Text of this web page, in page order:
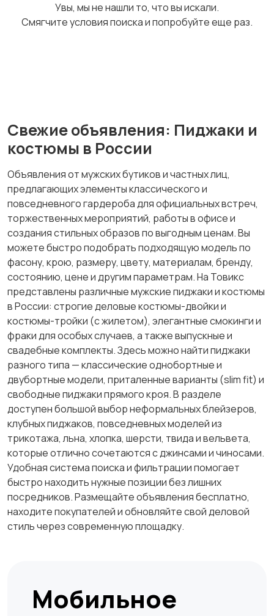
Другое
Увы, мы не нашли то, что вы искали.
Смягчите условия поиска и попробуйте еще раз.
Свежие объявления: Пиджаки и
костюмы в России
Объявления от мужских бутиков и частных лиц,
предлагающих элементы классического и
повседневного гардероба для официальных встреч,
торжественных мероприятий, работы в офисе и
создания стильных образов по выгодным ценам. Вы
можете быстро подобрать подходящую модель по
фасону, крою, размеру, цвету, материалам, бренду,
состоянию, цене и другим параметрам. На Товикс
представлены различные мужские пиджаки и костюмы
в России: строгие деловые костюмы-двойки и
костюмы-тройки (с жилетом), элегантные смокинги и
фраки для особых случаев, а также выпускные и
свадебные комплекты. Здесь можно найти пиджаки
разного типа — классические однобортные и
двубортные модели, приталенные варианты (slim fit) и
свободные пиджаки прямого кроя. В разделе
доступен большой выбор неформальных блейзеров,
клубных пиджаков, повседневных моделей из
трикотажа, льна, хлопка, шерсти, твида и вельвета,
которые отлично сочетаются с джинсами и чиносами.
Удобная система поиска и фильтрации помогает
быстро находить нужные позиции без лишних
посредников. Размещайте объявления бесплатно,
находите покупателей и обновляйте свой деловой
стиль через современную площадку.
Мобильное